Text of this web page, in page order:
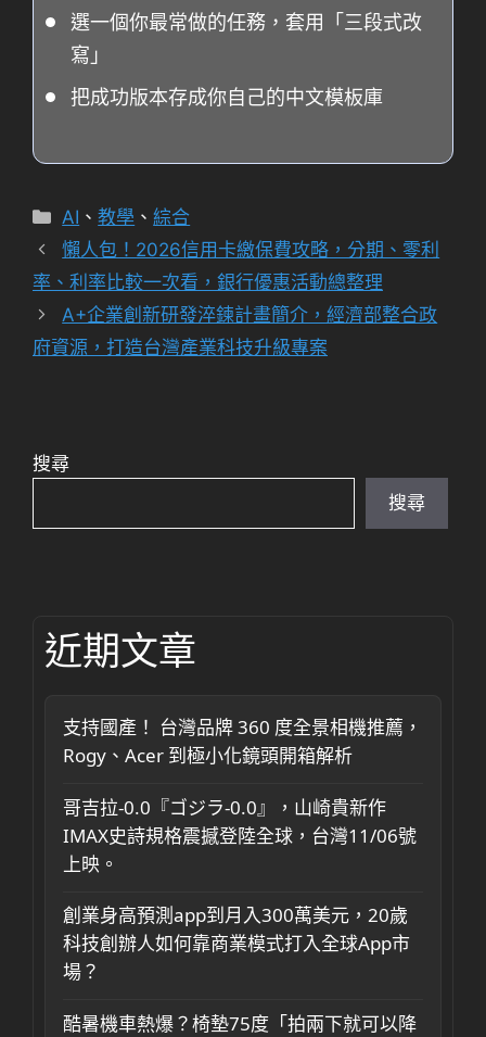
選一個你最常做的任務，套用「三段式改
寫」
把成功版本存成你自己的中文模板庫
分
類
AI 、教學 、綜合
懶人包！2026信用卡繳保費攻略，分期、零利
率、利率比較一次看，銀行優惠活動總整理
A+企業創新研發淬鍊計畫簡介，經濟部整合政
府資源，打造台灣產業科技升級專案
搜尋
搜尋
近期文章
支持國產！ 台灣品牌 360 度全景相機推薦，
Rogy、Acer 到極小化鏡頭開箱解析
哥吉拉-0.0『ゴジラ-0.0』，山崎貴新作
IMAX史詩規格震撼登陸全球，台灣11/06號
上映。
創業身高預測app到月入300萬美元，20歲
科技創辦人如何靠商業模式打入全球App市
場？
酷暑機車熱爆？椅墊75度「拍兩下就可以降